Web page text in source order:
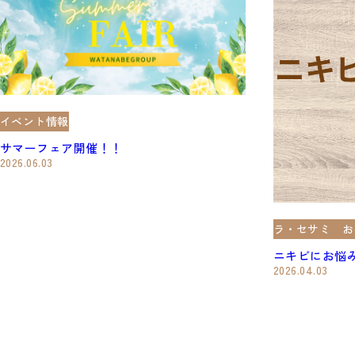
イベント情報
サマーフェア開催！！
2026.06.03
ラ・セサミ お
ニキビに​お悩
2026.04.03